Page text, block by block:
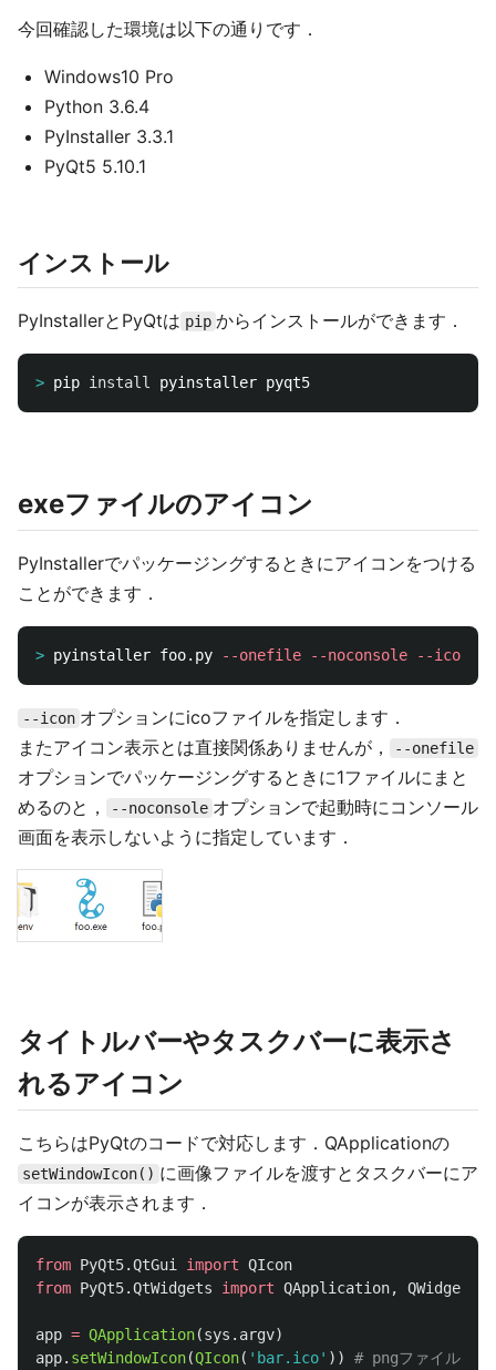
今回確認した環境は以下の通りです．
Windows10 Pro
Python 3.6.4
PyInstaller 3.3.1
PyQt5 5.10.1
インストール
PyInstallerとPyQtは pip からインストールができます．
> pip install
exeファイルのアイコン
PyInstallerでパッケージングするときにアイコンをつける
ことができます．
> pyinstaller foo.py --onefile --noconsole --icon
--icon オプションにicoファイルを指定します．
またアイコン表示とは直接関係ありませんが，
--onefile
オプションでパッケージングするときに1ファイルにまと
めるのと，
--noconsole オプションで起動時にコンソール
画面を表示しないように指定しています．
タイトルバーやタスクバーに表示さ
れるアイコン
こちらはPyQtのコードで対応します．QApplicationの
setWindowIcon() に画像ファイルを渡すとタスクバーにア
イコンが表示されます．
from PyQt5.QtGui import QIcon
from PyQt5.QtWidgets import QApplication, QWidget
app = QApplication(sys . argv)
app. setWindowIcon(QIcon( ' bar.ico' ))